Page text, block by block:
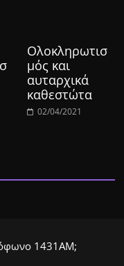
Ολοκληρωτισ
μός και
αυταρχικά
καθεστώτα
02/04/2021
1431ΑΜ;